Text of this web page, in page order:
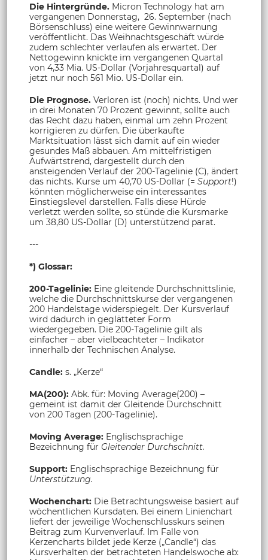
Die Hintergründe. Micron Technology hat am
vergangenen Donnerstag, 26. September (nach
Börsenschluss) eine weitere Gewinnwarnung
veröffentlicht. Das Weihnachtsgeschäft würde
zudem schlechter verlaufen als erwartet. Der
Nettogewinn knickte im vergangenen Quartal
von 4,33 Mia. US-Dollar (Vorjahresquartal) auf
jetzt nur noch 561 Mio. US-Dollar ein.
Die Prognose. Verloren ist (noch) nichts. Und wer
in drei Monaten 70 Prozent gewinnt, sollte auch
das Recht dazu haben, einmal um zehn Prozent
korrigieren zu dürfen. Die überkaufte
Marktsituation lässt sich damit auf ein wieder
gesundes Maß abbauen. Am mittelfristigen
Aufwärtstrend, dargestellt durch den
ansteigenden Verlauf der 200-Tagelinie (C), ändert
das nichts. Kurse um 40,70 US-Dollar (= Support!)
könnten möglicherweise ein interessantes
Einstiegslevel darstellen. Falls diese Hürde
verletzt werden sollte, so stünde die Kursmarke
um 38,80 US-Dollar (D) unterstützend parat.
---
*) Glossar:
200-Tagelinie: Eine gleitende Durchschnittslinie,
welche die Durchschnittskurse der vergangenen
200 Handelstage widerspiegelt. Der Kursverlauf
wird dadurch in geglätteter Form
wiedergegeben. Die 200-Tagelinie gilt als
einfacher – aber vielbeachteter – Indikator
innerhalb der Technischen Analyse.
Candle: s. „Kerze“
MA(200): Abk. für: Moving Average(200) –
gemeint ist damit der Gleitende Durchschnitt
von 200 Tagen (200-Tagelinie).
Moving Average: Englischsprachige
Bezeichnung für Gleitender Durchschnitt.
Support: Englischsprachige Bezeichnung für
Unterstützung.
Wochenchart: Die Betrachtungsweise basiert auf
wöchentlichen Kursdaten. Bei einem Linienchart
liefert der jeweilige Wochenschlusskurs seinen
Beitrag zum Kurvenverlauf. Im Falle von
Kerzencharts bildet jede Kerze („Candle“) das
Kursverhalten der betrachteten Handelswoche ab: